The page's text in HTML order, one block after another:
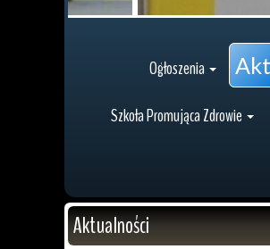
Ogłoszenia
Szkoła Promująca Zdrowie
Aktualności